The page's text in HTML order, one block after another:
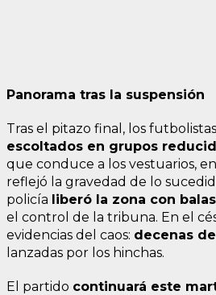
Panorama tras la suspensión
Tras el pitazo final, los
escoltados en grupos
que conduce a los vestuarios,
reflejó la gravedad de lo
policía liberó la zona con
el control de la tribuna. En el
evidencias del caos: decenas
lanzadas por los hinchas.
El partido continuará este